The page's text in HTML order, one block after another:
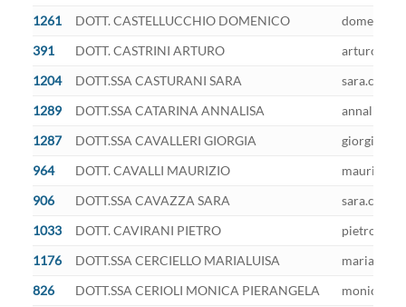
1261
DOTT. CASTELLUCCHIO DOMENICO
391
DOTT. CASTRINI ARTURO
1204
DOTT.SSA CASTURANI SARA
1289
DOTT.SSA CATARINA ANNALISA
1287
DOTT.SSA CAVALLERI GIORGIA
964
DOTT. CAVALLI MAURIZIO
906
DOTT.SSA CAVAZZA SARA
1033
DOTT. CAVIRANI PIETRO
1176
DOTT.SSA CERCIELLO MARIALUISA
826
DOTT.SSA CERIOLI MONICA PIERANGELA